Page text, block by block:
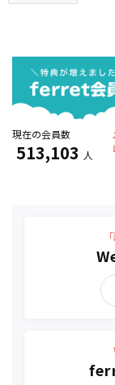
現在の会員数
513,103 人